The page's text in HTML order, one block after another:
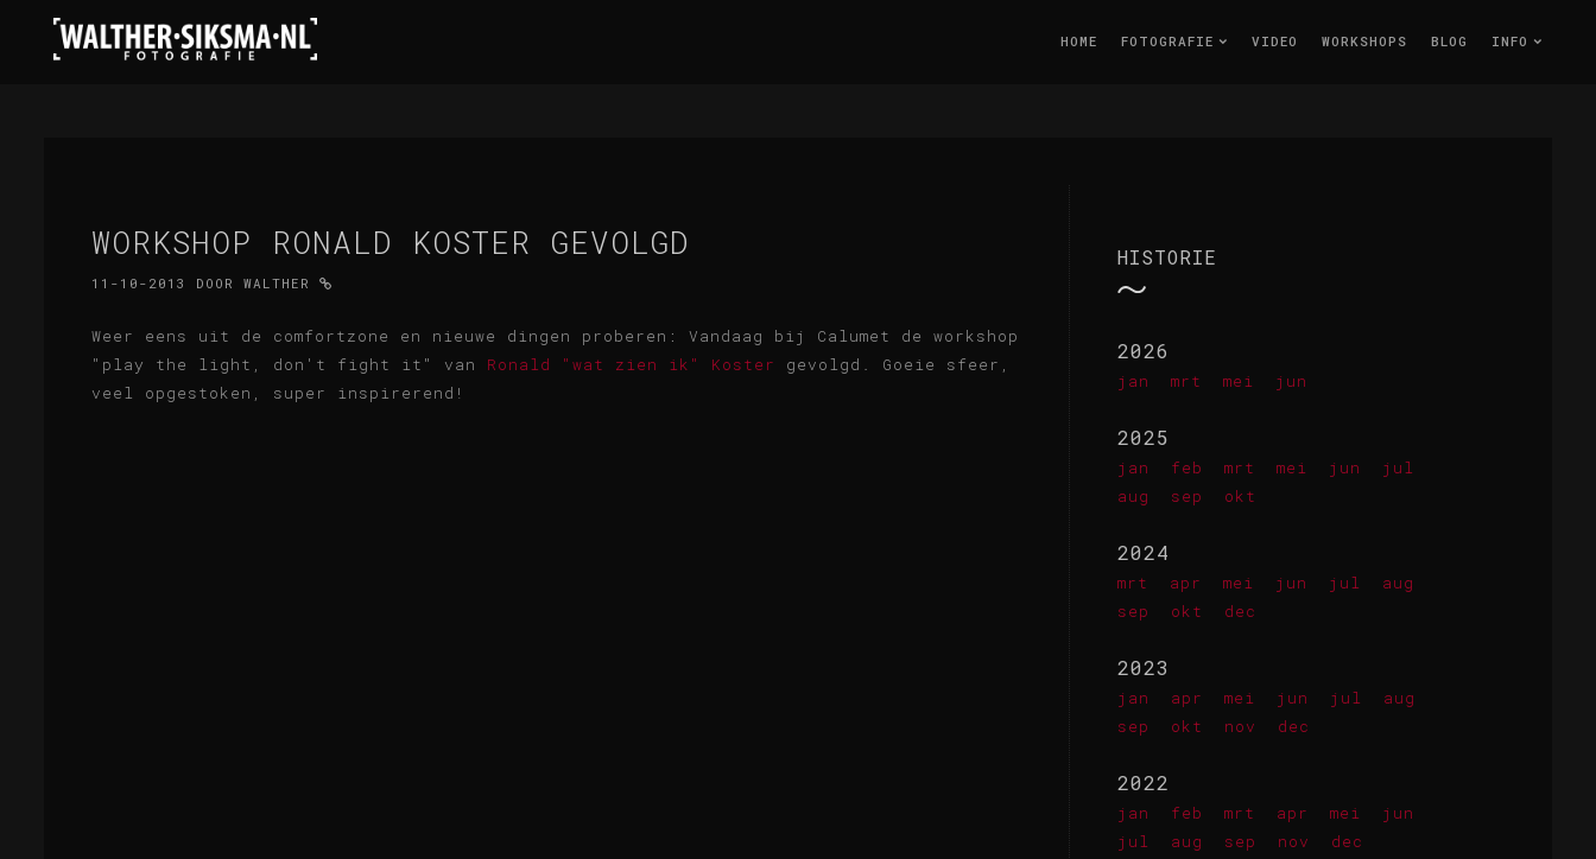
HOME FOTOGRAFIE VIDEO WORKSHOPS BLOG INFO
WORKSHOP RONALD KOSTER GEVOLGD
11-10-2013 DOOR WALTHER
Weer eens uit de comfortzone en nieuwe dingen proberen: Vandaag bij Calumet de workshop
"play the light, don't fight it" van Ronald "wat zien ik" Koster
gevolgd. Goeie sfeer,
veel opgestoken, super inspirerend!
HISTORIE
2026
jan mrt mei jun
2025
jan feb mrt mei jun
jul
aug
sep okt
2024
mrt apr mei jun jul
aug
sep
okt dec
2023
jan apr mei jun jul
aug
sep
okt nov dec
2022
jan feb mrt apr mei
jun
jul
aug sep nov dec